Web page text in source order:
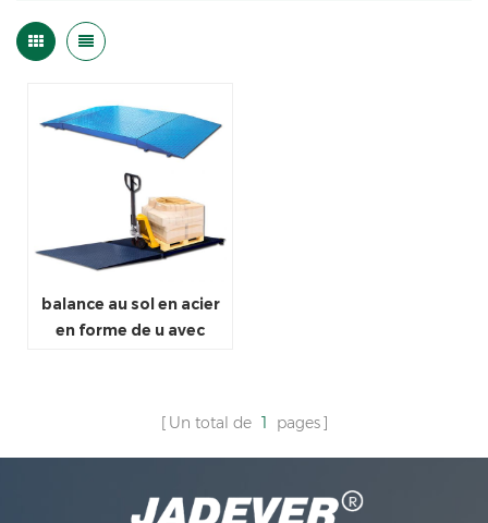
balance au sol en acier
en forme de u avec
Un total de 1 pages